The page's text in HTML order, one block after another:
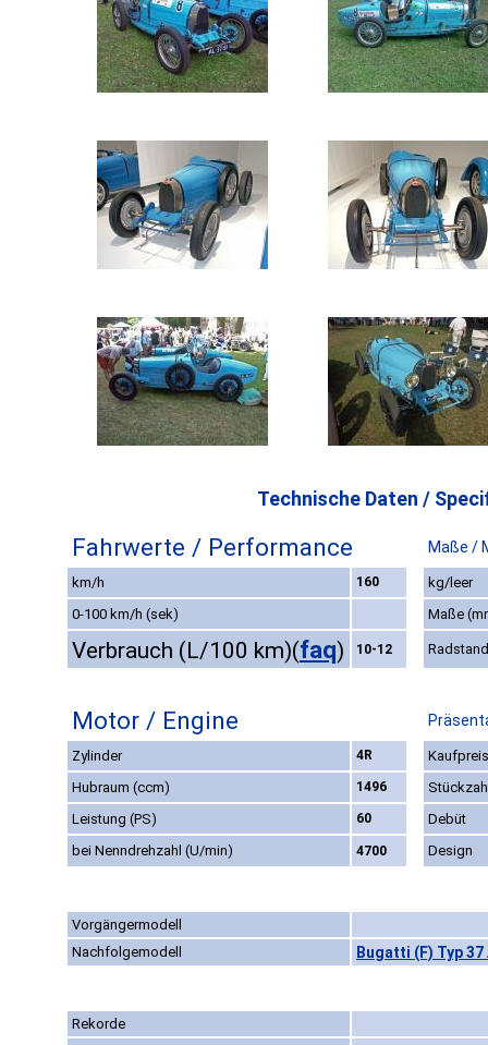
Technische Daten /
Fahrwerte / Performance Maße /
km/h 160
kg/leer
0-100 km/h (sek)
Maße
Verbrauch (L/100 km)(faq) 10-12
Motor / Engine
Zylinder 4R
Hubraum (ccm)
1496
Leistung (PS)
60
Debüt
bei Nenndrehzahl (U/min)
4700 Design
Vorgängermodell
Nachfolgemodell
Bugatti (F) Typ 37
Rekorde